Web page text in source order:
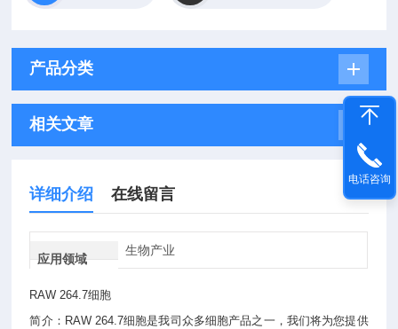
产品分类
相关文章
详细介绍 在线留言
应用领域
生物产业
RAW 264.7细胞
简介：RAW 264.7细胞是我司众多细胞产品之一，我们将为您提供
电话咨询